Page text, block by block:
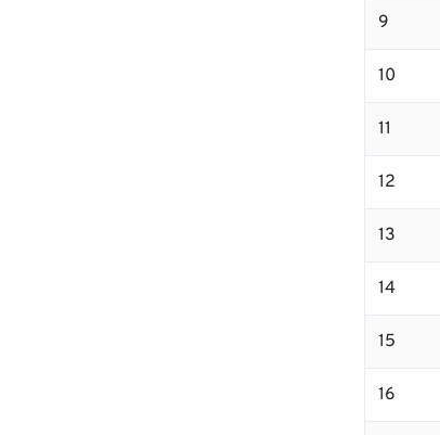
9
10
11
12
13
14
15
16